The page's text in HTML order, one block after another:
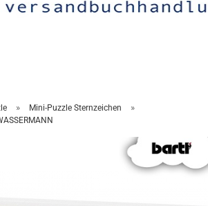
» Mini-Puzzle Sternzeichen »